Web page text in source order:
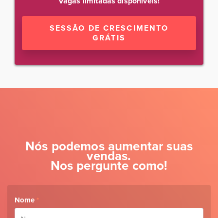
SESSÃO DE CRESCIMENTO
GRÁTIS
Nós podemos aumentar suas
vendas.
Nos pergunte como!
Nome *